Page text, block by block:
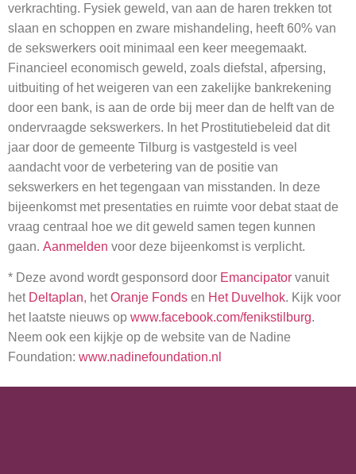
verkrachting. Fysiek geweld, van aan de haren trekken tot
slaan en schoppen en zware mishandeling, heeft 60% van
de sekswerkers ooit minimaal een keer meegemaakt.
Financieel economisch geweld, zoals diefstal, afpersing,
uitbuiting of het weigeren van een zakelijke bankrekening
door een bank, is aan de orde bij meer dan de helft van de
ondervraagde sekswerkers. In het Prostitutiebeleid dat dit
jaar door de gemeente Tilburg is vastgesteld is veel
aandacht voor de verbetering van de positie van
sekswerkers en het tegengaan van misstanden. In deze
bijeenkomst met presentaties en ruimte voor debat staat de
vraag centraal hoe we dit geweld samen tegen kunnen
gaan. Aanmelden voor deze bijeenkomst is verplicht.
* Deze avond wordt gesponsord door Emancipator vanuit
het Deltaplan, hetOranje Fonds en Het Duvelhok. Kijk voor
het laatste nieuws op www.facebook.com/fenikstilburg.
Neem ook een kijkje op de website van de Nadine
Foundation: www.nadinefoundation.nl